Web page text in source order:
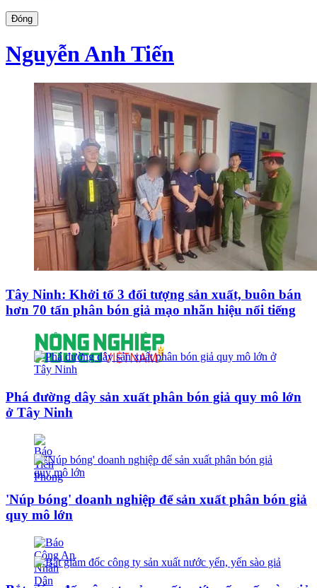
Đóng
Nguyễn Anh Tiến
Tây Ninh: Khởi tố 3 đối tượng sản xuất, buôn bán
hơn 70 tấn phân bón giả mạo nhãn hiệu nổi tiếng
Phá đường dây sản xuất phân bón giả quy mô lớn
ở Tây Ninh
'Núp bóng' doanh nghiệp để sản xuất phân bón giả
quy mô lớn